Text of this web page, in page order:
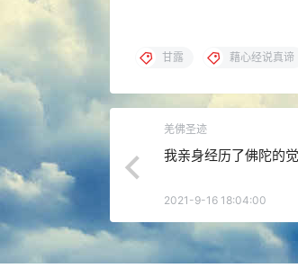
甘露 藉心经说真谛
羌佛圣迹
我亲身经历了佛陀的
2021-9-16 18:04:00